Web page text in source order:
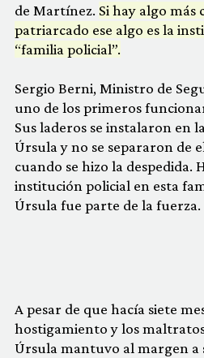
de Martínez. Si hay algo
patriarcado ese algo es la
“familia policial”.
Sergio Berni, Ministro de
uno de los primeros
Sus laderos se instalaron en
Úrsula y no se separaron de
cuando se hizo la despedida.
institución policial en esta
Úrsula fue parte de la fuerza.
A pesar de que hacía siete
hostigamiento y los
Úrsula mantuvo al margen a